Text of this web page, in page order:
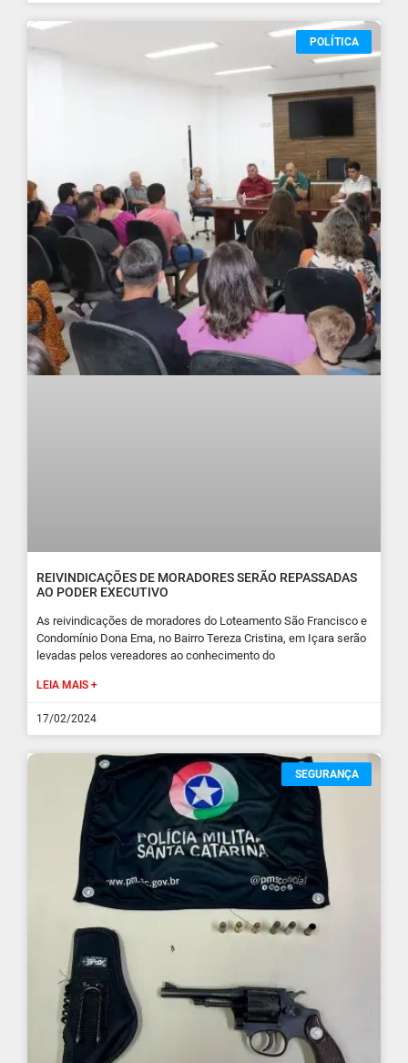
POLÍTICA
REIVINDICAÇÕES DE MORADORES SERÃO REPASSADAS
AO PODER EXECUTIVO
As reivindicações de moradores do Loteamento São Francisco e
Condomínio Dona Ema, no Bairro Tereza Cristina, em Içara serão
levadas pelos vereadores ao conhecimento do
LEIA MAIS +
17/02/2024
SEGURANÇA